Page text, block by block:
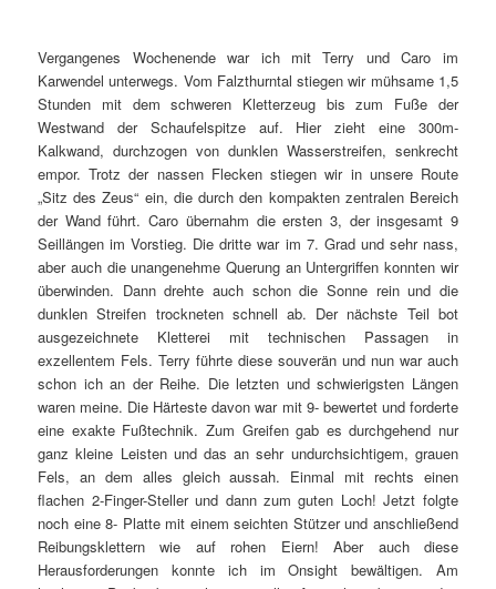
Vergangenes Wochenende war ich mit Terry und Caro im
Karwendel unterwegs. Vom Falzthurntal stiegen wir mühsame 1,5
Stunden mit dem schweren Kletterzeug bis zum Fuße der
Westwand der Schaufelspitze auf. Hier zieht eine 300m-
Kalkwand, durchzogen von dunklen Wasserstreifen, senkrecht
empor. Trotz der nassen Flecken stiegen wir in unsere Route
„Sitz des Zeus“ ein, die durch den kompakten zentralen Bereich
der Wand führt. Caro übernahm die ersten 3, der insgesamt 9
Seillängen im Vorstieg. Die dritte war im 7. Grad und sehr nass,
aber auch die unangenehme Querung an Untergriffen konnten wir
überwinden. Dann drehte auch schon die Sonne rein und die
dunklen Streifen trockneten schnell ab. Der nächste Teil bot
ausgezeichnete Kletterei mit technischen Passagen in
exzellentem Fels. Terry führte diese souverän und nun war auch
schon ich an der Reihe. Die letzten und schwierigsten Längen
waren meine. Die Härteste davon war mit 9- bewertet und forderte
eine exakte Fußtechnik. Zum Greifen gab es durchgehend nur
ganz kleine Leisten und das an sehr undurchsichtigem, grauen
Fels, an dem alles gleich aussah. Einmal mit rechts einen
flachen 2-Finger-Steller und dann zum guten Loch! Jetzt folgte
noch eine 8- Platte mit einem seichten Stützer und anschließend
Reibungsklettern wie auf rohen Eiern! Aber auch diese
Herausforderungen konnte ich im Onsight bewältigen. Am